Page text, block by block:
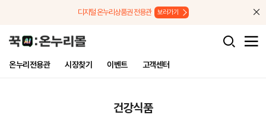
디지털 온누리상품권 전용관 보러가기
온누리전용관 시장찾기 이벤트 고객센터
건강식품